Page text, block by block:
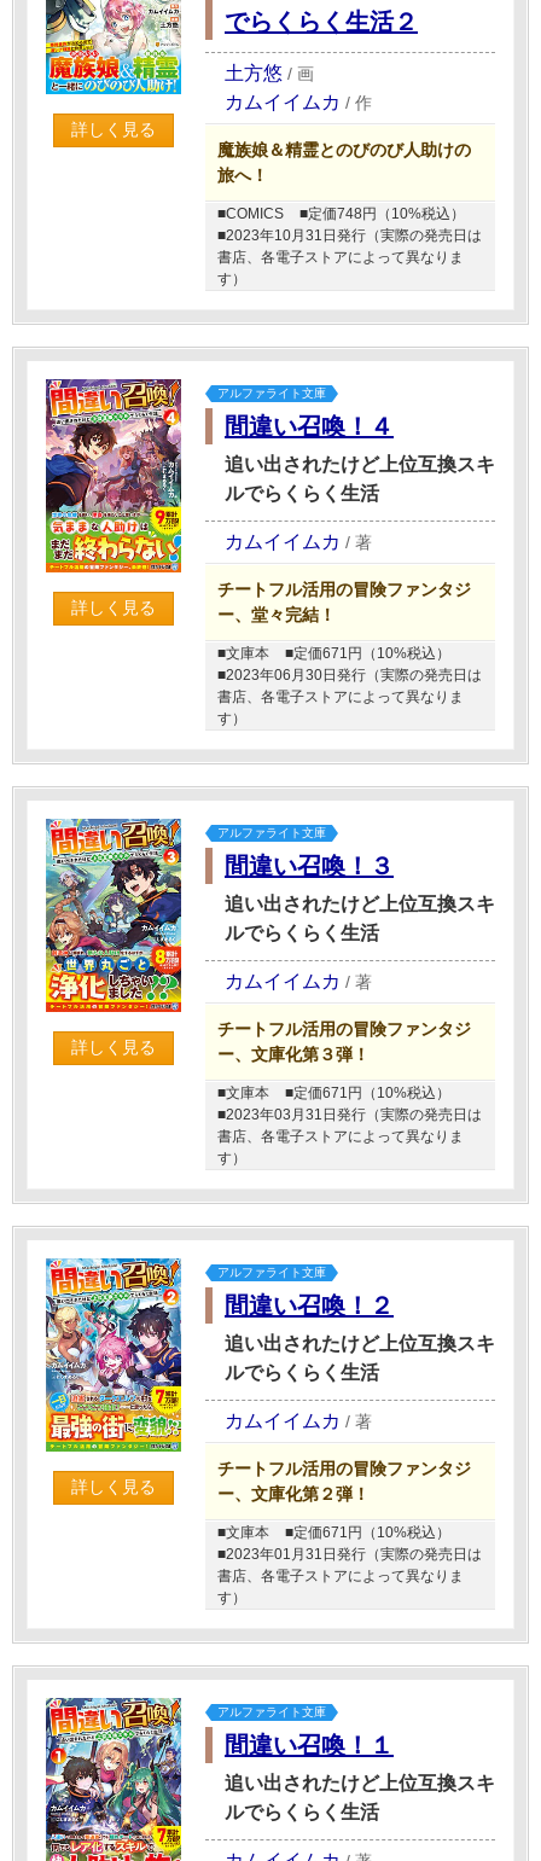
詳しく見る
でらくらく生活２
土方悠 / 画
カムイイムカ / 作
魔族娘＆精霊とのびのび人助けの
旅へ！
■COMICS
■定価748円（10%税込）
■2023年10月31日発行（実際の発売日は
書店、各電子ストアによって異なりま
す）
詳しく見る
アルファライト文庫
間違い召喚！４
追い出されたけど上位互換スキ
ルでらくらく生活
カムイイムカ / 著
チートフル活用の冒険ファンタジ
ー、堂々完結！
■文庫本
■定価671円（10%税込）
■2023年06月30日発行（実際の発売日は
書店、各電子ストアによって異なりま
す）
詳しく見る
アルファライト文庫
間違い召喚！３
追い出されたけど上位互換スキ
ルでらくらく生活
カムイイムカ / 著
チートフル活用の冒険ファンタジ
ー、文庫化第３弾！
■文庫本
■定価671円（10%税込）
■2023年03月31日発行（実際の発売日は
書店、各電子ストアによって異なりま
す）
詳しく見る
アルファライト文庫
間違い召喚！２
追い出されたけど上位互換スキ
ルでらくらく生活
カムイイムカ / 著
チートフル活用の冒険ファンタジ
ー、文庫化第２弾！
■文庫本
■定価671円（10%税込）
■2023年01月31日発行（実際の発売日は
書店、各電子ストアによって異なりま
す）
アルファライト文庫
間違い召喚！１
追い出されたけど上位互換スキ
ルでらくらく生活